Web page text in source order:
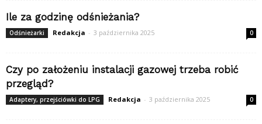
Ile za godzinę odśnieżania?
Odśnieżarki Redakcja - 3 października 2025 0
Czy po założeniu instalacji gazowej trzeba robić
przegląd?
Adaptery, przejściówki do LPG Redakcja - 3 października 2025 0